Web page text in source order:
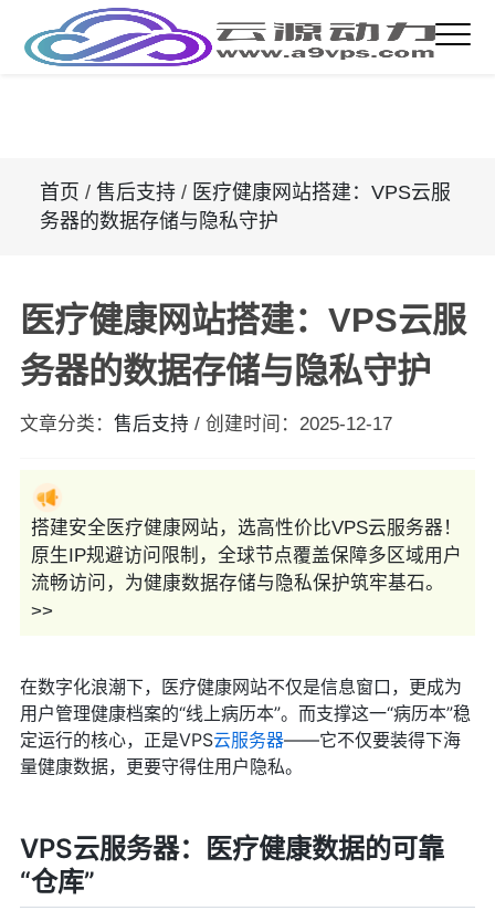
首页 / 售后支持/ 医疗健康网站搭建：VPS云服
务器的数据存储与隐私守护
医疗健康网站搭建：VPS云服
务器的数据存储与隐私守护
文章分类： 售后支持 / 创建时间： 2025-12-17
搭建安全医疗健康网站，选高性价比VPS云服务器！
原生IP规避访问限制，全球节点覆盖保障多区域用户
流畅访问，为健康数据存储与隐私保护筑牢基石。
>>
在数字化浪潮下，医疗健康网站不仅是信息窗口，更成为
用户管理健康档案的“线上病历本”。而支撑这一“病历本”稳
定运行的核心，正是VPS云服务器——它不仅要装得下海
量健康数据，更要守得住用户隐私。
VPS云服务器：医疗健康数据的可靠
“仓库”